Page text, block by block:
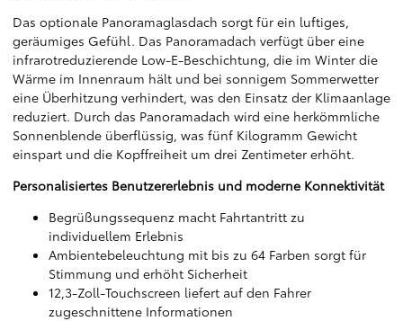
Das optionale Panoramaglasdach sorgt für ein luftiges,
geräumiges Gefühl. Das Panoramadach verfügt über eine
infrarotreduzierende Low-E-Beschichtung, die im Winter die
Wärme im Innenraum hält und bei sonnigem Sommerwetter
eine Überhitzung verhindert, was den Einsatz der Klimaanlage
reduziert. Durch das Panoramadach wird eine herkömmliche
Sonnenblende überflüssig, was fünf Kilogramm Gewicht
einspart und die Kopffreiheit um drei Zentimeter erhöht.
Personalisiertes Benutzererlebnis und moderne Konnektivität
Begrüßungssequenz macht Fahrtantritt zu
individuellem Erlebnis
Ambientebeleuchtung mit bis zu 64 Farben sorgt für
Stimmung und erhöht Sicherheit
12,3-Zoll-Touchscreen liefert auf den Fahrer
zugeschnittene Informationen